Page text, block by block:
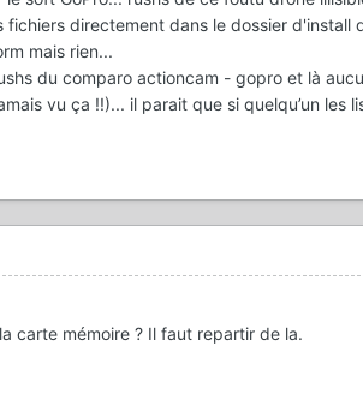
directement dans le dossier d'install
mais rien...
du comparo actioncam - gopro et là
vu ça !!)... il parait que si quelqu’un les
carte mémoire ? Il faut repartir de la.